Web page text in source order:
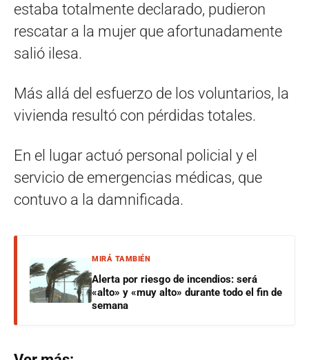
estaba totalmente declarado, pudieron
rescatar a la mujer que afortunadamente
salió ilesa.
Más allá del esfuerzo de los voluntarios, la
vivienda resultó con pérdidas totales.
En el lugar actuó personal policial y el
servicio de emergencias médicas, que
contuvo a la damnificada.
MIRÁ TAMBIÉN
Alerta por riesgo de incendios: será
«alto» y «muy alto» durante todo el fin de
semana